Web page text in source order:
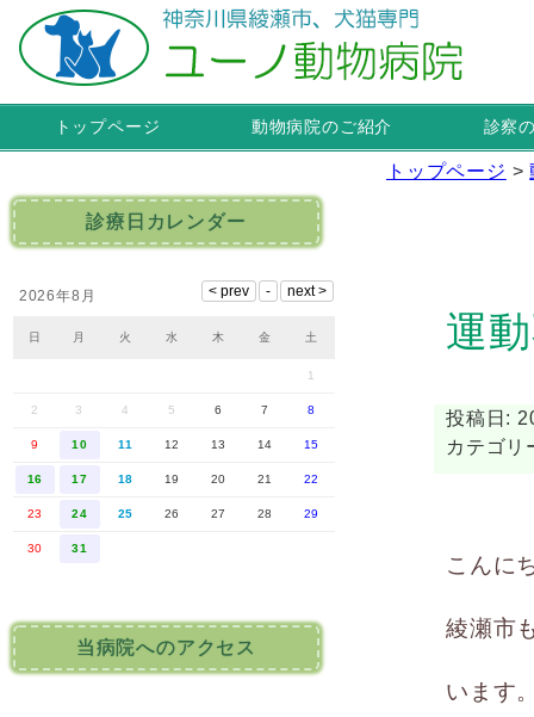
トップページ 動物病院のご紹介 診察
トップページ >
運
投稿日:
カテゴ
こんに
綾瀬市
います
診療日カレンダー
2026年8月
日 月 火 水 木 金 土
1
2 3 4 5 6 7 8
9 10 11 12 13 14 15
16 17 18 19 20 21 22
23 24 25 26 27 28 29
30 31
当病院へのアクセス